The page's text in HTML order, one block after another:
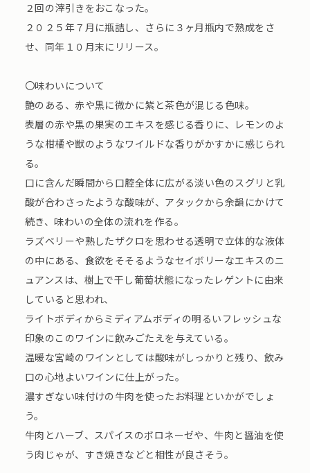
２回の滓引きをおこなった。
２０２５年７月に瓶詰し、さらに３ヶ月瓶内で熟成をさ
せ、同年１０月末にリリース。
〇味わいについて
艶のある、赤や黒に微かに紫と茶色が混じる色味。
表層の赤や黒の果実のエキスを感じる香りに、レモンのよ
うな柑橘や獣のようなワイルドな香りがかすかに感じられ
る。
口に含んだ瞬間から口腔全体に広がる淡い色のスグリと乳
酸が合わさったような酸味が、アタックから余韻にかけて
続き、味わいの全体の流れを作る。
ラズベリーや熟したザクロを思わせる透明で立体的な液体
の中にある、食欲をそそるようなセイボリーなエキスのニ
ュアンスは、樹上で干し葡萄状態になったレゲントに由来
していると思われ、
ライトボディからミディアムボディの明るいフレッシュな
印象のこのワインに飲みごたえを与えている。
温暖な宮崎のワインとしては酸味がしっかりと残り、飲み
口の心地よいワインに仕上がった。
濃すぎない味付けの牛肉を使ったお料理といかがでしょ
う。
牛肉とハーブ、スパイスのボロネーゼや、牛肉と醤油を使
う肉じゃが、すき焼きなどと相性が良さそう。